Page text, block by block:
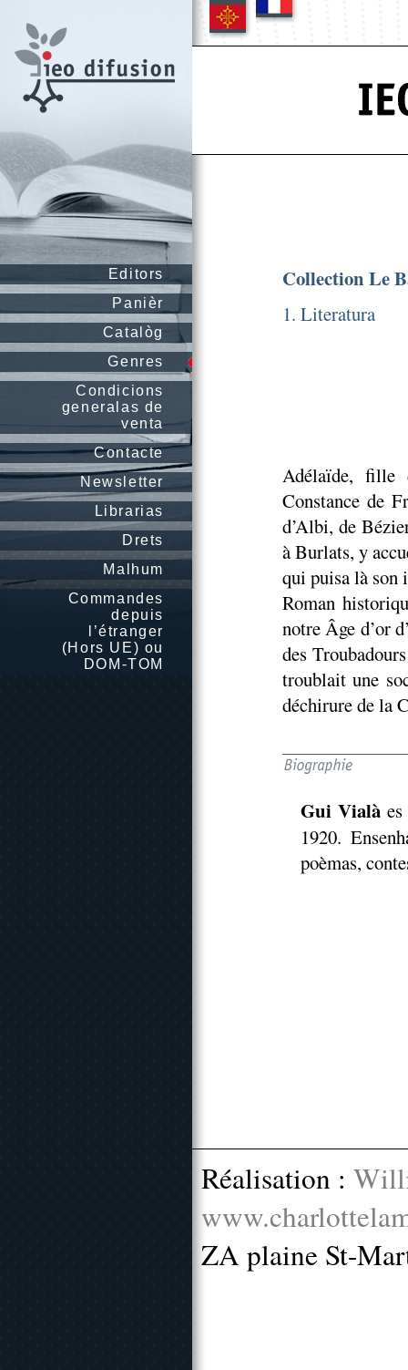
Editors
Panièr
Catalòg
Genres
Condicions
generalas de
venta
Contacte
Newsletter
Librarias
Drets
Malhum
Commandes
depuis
l’étranger
(Hors UE) ou
DOM-TOM
Collection Le
1. Literatura
Adélaïde, fille
Constance de
d’Albi, de
à Burlats, y
qui puisa là son
Roman
notre Âge d’or
des
troublait une
déchirure de la
Gui Vialàes
1920.
poèmas,
Réalisation :
ZA plaine St-